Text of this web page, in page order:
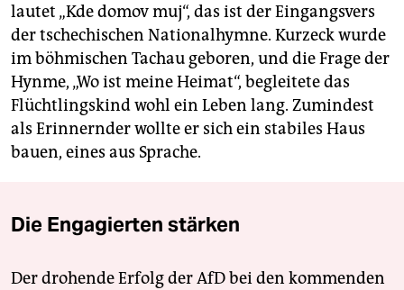
lautet „Kde domov muj“, das ist der Eingangsvers
der tschechischen Nationalhymne. Kurzeck wurde
im böhmischen Tachau geboren, und die Frage der
Hynme, „Wo ist meine Heimat“, begleitete das
Flüchtlingskind wohl ein Leben lang. Zumindest
als Erinnernder wollte er sich ein stabiles Haus
bauen, eines aus Sprache.
Die Engagierten stärken
Der drohende Erfolg der AfD bei den kommenden